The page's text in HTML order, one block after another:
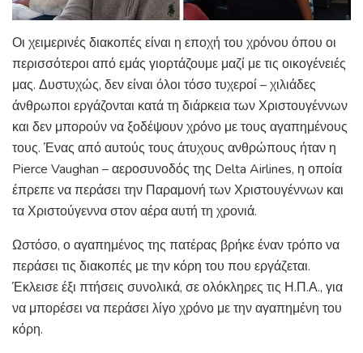
Οι χειμερινές διακοπές είναι η εποχή του χρόνου όπου οι
περισσότεροι από εμάς γιορτάζουμε μαζί με τις οικογένειές
μας. Δυστυχώς, δεν είναι όλοι τόσο τυχεροί – χιλιάδες
άνθρωποι εργάζονται κατά τη διάρκεια των Χριστουγέννων
και δεν μπορούν να ξοδέψουν χρόνο με τους αγαπημένους
τους. Ένας από αυτούς τους άτυχους ανθρώπους ήταν η
Pierce Vaughan – αεροσυνοδός της Delta Airlines, η οποία
έπρεπε να περάσει την Παραμονή των Χριστουγέννων και
τα Χριστούγεννα στον αέρα αυτή τη χρονιά.
Ωστόσο, ο αγαπημένος της πατέρας βρήκε έναν τρόπο να
περάσει τις διακοπές με την κόρη του που εργάζεται.
Έκλεισε έξι πτήσεις συνολικά, σε ολόκληρες τις Η.Π.Α., για
να μπορέσει να περάσει λίγο χρόνο με την αγαπημένη του
κόρη.